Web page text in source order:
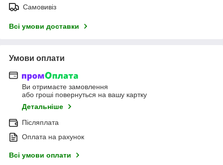
Самовивіз
Всі умови доставки
Умови оплати
Ви отримаєте замовлення
або гроші повернуться на вашу картку
Детальніше
Післяплата
Оплата на рахунок
Всі умови оплати